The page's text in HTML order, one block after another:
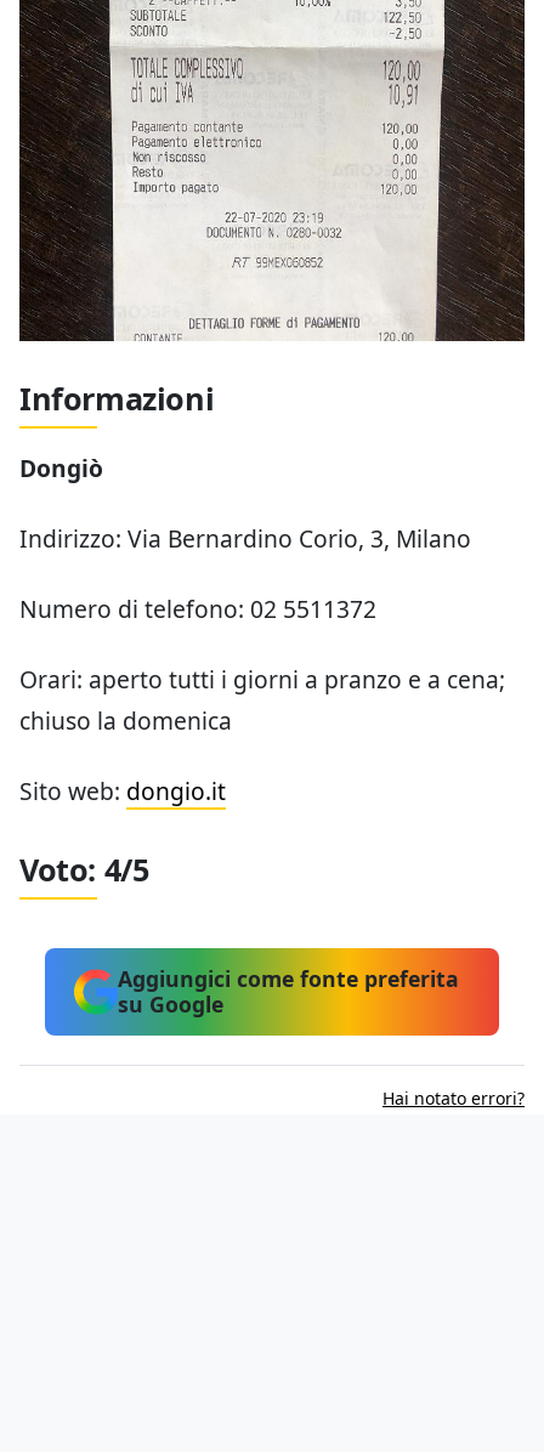
Informazioni
Dongiò
Indirizzo: Via Bernardino Corio, 3, Milano
Numero di telefono: 02 5511372
Orari: aperto tutti i giorni a pranzo e a cena;
chiuso la domenica
Sito web: dongio.it
Voto: 4/5
Aggiungici come fonte preferita
su Google
Hai notato errori?